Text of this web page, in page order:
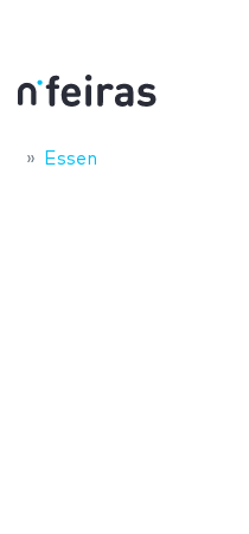
Essen